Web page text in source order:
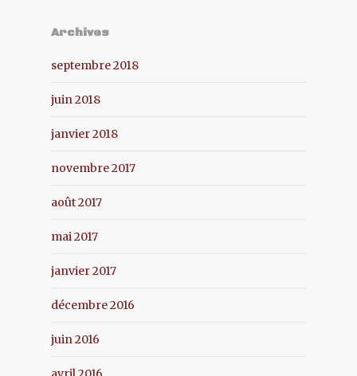
Archives
septembre 2018
juin 2018
janvier 2018
novembre 2017
août 2017
mai 2017
janvier 2017
décembre 2016
juin 2016